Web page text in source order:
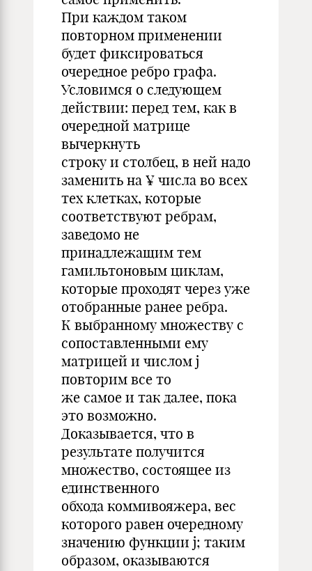
При каждом таком
повторном применении
будет фиксироваться
очередное ребро графа.
Условимся о следующем
действии: перед тем, как в
очередной матрице
вычеркнуть
строку и столбец, в ней надо
заменить на ¥ числа во всех
тех клетках, которые
соответствуют ребрам,
заведомо не
принадлежащим тем
гамильтоновым циклам,
которые проходят через уже
отобранные ранее ребра.
К выбранному множеству с
сопоставленными ему
матрицей и числом j
повторим все то
же самое и так далее, пока
это возможно.
Доказывается, что в
результате получится
множество, состоящее из
единственного
обхода коммивояжера, вес
которого равен очередному
значению функции j; таким
образом, оказываются